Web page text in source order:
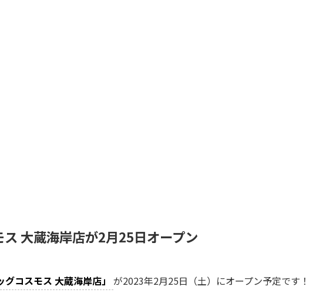
大蔵海岸店が2月25日オープン
グコスモス 大蔵海岸店」 が2023年2月25日（土）にオープン予定です！